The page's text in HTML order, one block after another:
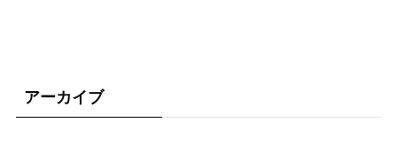
アーカイブ